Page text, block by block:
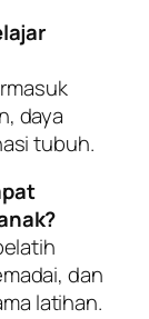
daya
tubuh.
dan
latihan.